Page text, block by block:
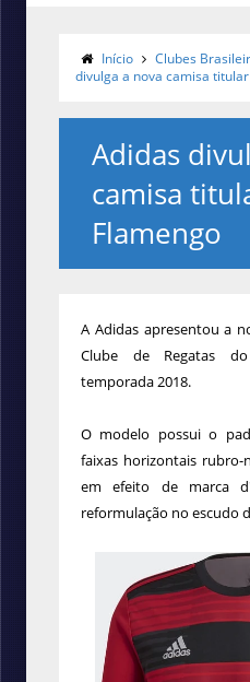
Início Clubes
divulga a nova camisa
Adidas
camisa
Flamengo
A Adidas apresentou a
Clube de Regatas
temporada 2018.
O modelo possui o
faixas horizontais rubro-
em efeito de marca
reformulação no escudo